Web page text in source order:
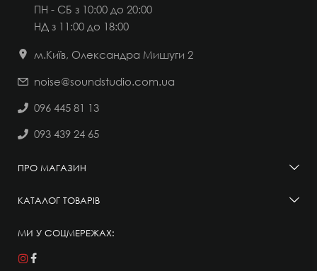
ПН - СБ з 10:00 до 20:00
НД з 11:00 до 18:00
м.Київ, Олександра Мишуги 2
noise@soundstudio.com.ua
096 445 81 13
093 439 24 65
ПРО МАГАЗИН
КАТАЛОГ ТОВАРІВ
МИ У СОЦМЕРЕЖАХ: